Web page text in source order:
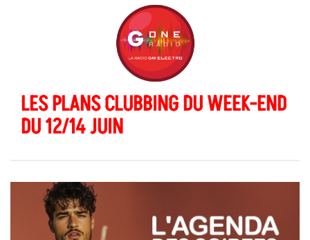
LES PLANS CLUBBING DU WEEK-END
DU 12/14 JUIN